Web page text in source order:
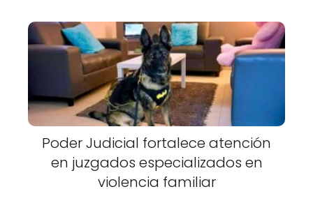
Poder Judicial fortalece atención
en juzgados especializados en
violencia familiar